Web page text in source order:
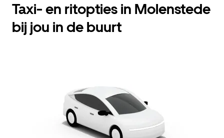
Taxi- en ritopties in Molenstede
bij jou in de buurt